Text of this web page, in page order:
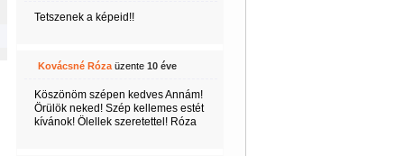
Tetszenek a képeid!!
Kovácsné Rózaüzente 10 éve
Köszönöm szépen kedves Annám!
Örülök neked! Szép kellemes estét
kívánok! Ölellek szeretettel! Róza